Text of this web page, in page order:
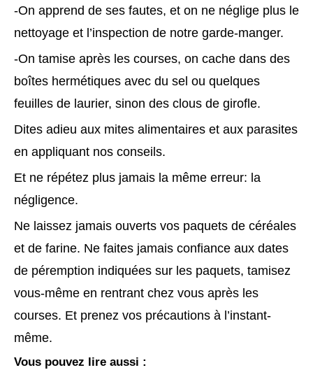
-On apprend de ses fautes, et on ne néglige plus le
nettoyage et l’inspection de notre garde-manger.
-On tamise après les courses, on cache dans des
boîtes hermétiques avec du sel ou quelques
feuilles de laurier, sinon des clous de girofle.
Dites adieu aux mites alimentaires et aux parasites
en appliquant nos conseils.
Et ne répétez plus jamais la même erreur: la
négligence.
Ne laissez jamais ouverts vos paquets de céréales
et de farine. Ne faites jamais confiance aux dates
de péremption indiquées sur les paquets, tamisez
vous-même en rentrant chez vous après les
courses. Et prenez vos précautions à l’instant-
même.
Vous pouvez lire aussi :